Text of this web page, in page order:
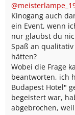
Kinogang auch
ein Event, wenn
nur glaubst du
Spaß an
hätten?
Wobei die Frage
beantworten, ich
Budapest Hotel"
begeistert war,
abgebrochen,